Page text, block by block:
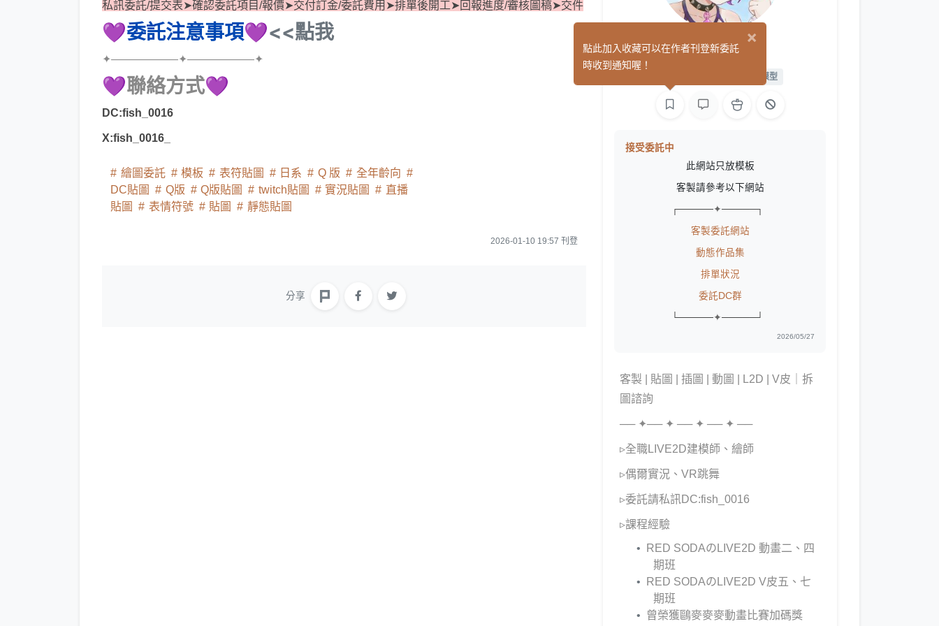
私訊委託/提交表➤確認委託項目/報價➤交付訂金/委託費用➤排單後開工➤回報進度/審核圖稿➤交件
💜委託注意事項💜<<點我
✦——————✦——————✦
💜聯絡方式💜
DC:fish_0016
X:fish_0016_
繪圖委託 模板 表符貼圖 日系 Q 版
全年齡向
DC貼圖
Q版 Q版貼圖 twitch貼圖 實況貼圖
直播
貼圖
表情符號 貼圖 靜態貼圖
2026-01-10 19:57 刊登
分享
魚紫 (3)
L2D 模型
接受委託中
此網站只放模板
客製請參考以下網站
┌─────✦─────┐
客製委託網站
動態作品集
排單狀況
委託DC群
└─────✦─────┘
2026/05/27
客製 | 貼圖 | 插圖 | 動圖 | L2D | V皮｜拆
圖諮詢
── ✦── ✦ ── ✦ ── ✦ ──
▹全職LIVE2D建模師、繪師
▹偶爾實況、VR跳舞
▹委託請私訊DC:fish_0016
▹課程經驗
RED SODAのLIVE2D 動畫二、四
期班
RED SODAのLIVE2D V皮五、七
期班
曾榮獲鷗麥麥麥動畫比賽加碼獎
×
點此加入收藏可以在作者刊登新委託
時收到通知喔！